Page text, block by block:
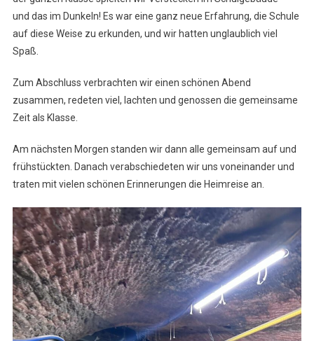
und das im Dunkeln! Es war eine ganz neue Erfahrung, die Schule
auf diese Weise zu erkunden, und wir hatten unglaublich viel
Spaß.
Zum Abschluss verbrachten wir einen schönen Abend
zusammen, redeten viel, lachten und genossen die gemeinsame
Zeit als Klasse.
Am nächsten Morgen standen wir dann alle gemeinsam auf und
frühstückten. Danach verabschiedeten wir uns voneinander und
traten mit vielen schönen Erinnerungen die Heimreise an.